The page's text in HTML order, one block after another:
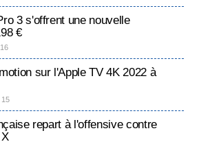
3 s'offrent une nouvelle
€
sur l'Apple TV 4K 2022 à
15
repart à l'offensive contre